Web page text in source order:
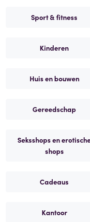
Sport & fitness
Kinderen
Huis en bouwen
Gereedschap
Seksshops en
shops
Cadeaus
Kantoor